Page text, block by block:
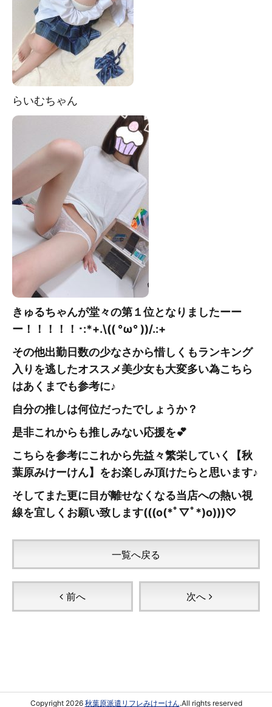
らいむちゃん
きゅるちゃんが堂々の第１位となりましたーー
ー！！！！！ ･:*+.\(( °ω° ))/.:+
その他出勤日数の少なさから惜しくもランキング
入りを逃したオススメ美少女も大変多い為こちら
はあくまでも参考に♪
自分の推しは何位だったでしょうか？
是非これからも推しみない応援を💕
こちらを参考にこれから先益々繁栄していく【秋
葉原みけーけん】をお楽しみ頂けたらと思います♪
そしてまた更に目が離せなくなる当店への熱い視
線を宜しくお願い致します(((o(*ﾟ▽ﾟ*)o)))♡
前へ
一覧へ戻る
次へ
Copyright 2026 秋葉原派遣リフレみけーけん.All rights reserved